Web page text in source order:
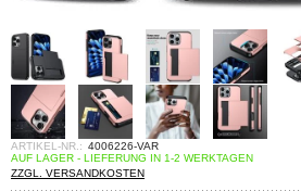
ARTIKEL-NR.: 4006226-VAR
AUF LAGER - LIEFERUNG IN 1-2 WERKTAGEN
ZZGL. VERSANDKOSTEN